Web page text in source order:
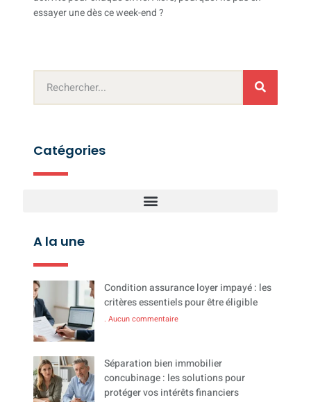
essayer une dès ce week-end ?
Catégories
A la une
Condition assurance loyer impayé : les
critères essentiels pour être éligible
Aucun commentaire
Séparation bien immobilier
concubinage : les solutions pour
protéger vos intérêts financiers